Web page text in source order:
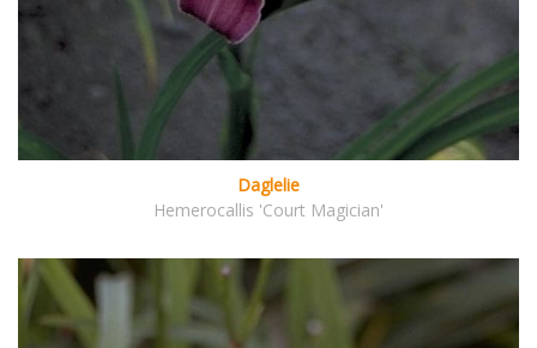
Daglelie
Hemerocallis 'Court Magician'